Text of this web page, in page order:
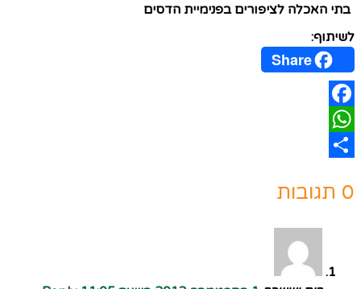
בתי האכלה לציפורים בפנימיית הדסים
לשיתוף:
Share
Facebook
WhatsApp
0 תגובות